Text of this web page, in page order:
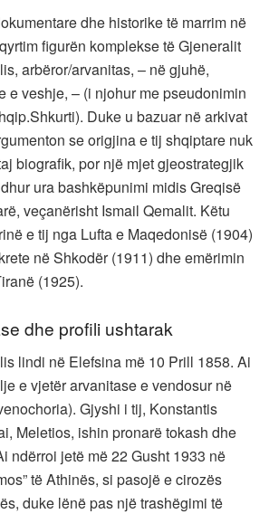
dhe historike të marrim në
figurën komplekse të Gjeneralit
arbëror/arvanitas, – në gjuhë,
e veshje, – (i njohur me pseudonimin
Duke u bazuar në arkivat
se origjina e tij shqiptare nuk
biografik, por një mjet gjeostrategjik
ura bashkëpunimi midis Greqisë
veçanërisht Ismail Qemalit. Këtu
e tij nga Lufta e Maqedonisë (1904)
në Shkodër (1911) dhe emërimin
(1925).
dhe profili ushtarak
lindi në Elefsina më 10 Prill 1858. Ai
e vjetër arvanitase e vendosur në
Gjyshi i tij, Konstantis
Meletios, ishin pronarë tokash dhe
ndërroi jetë më 22 Gusht 1933 në
të Athinës, si pasojë e cirozës
duke lënë pas një trashëgimi të